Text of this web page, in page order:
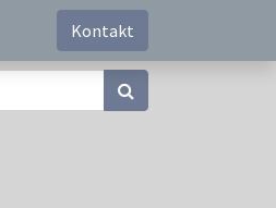
Kontakt